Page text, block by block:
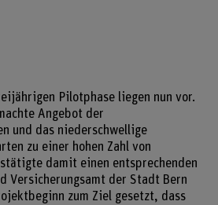
Pilotphase liegen nun vor.
Angebot der
und das niederschwellige
zu einer hohen Zahl von
damit einen entsprechenden
Versicherungsamt der Stadt Bern
zum Ziel gesetzt, dass